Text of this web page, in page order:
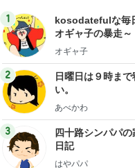
1
kosodatefulな毎
オギャ子の暴走～
オギャ子
2
日曜日は９時まで
い。
あべかわ
3
四十路シンパパの
日記
はやパパ